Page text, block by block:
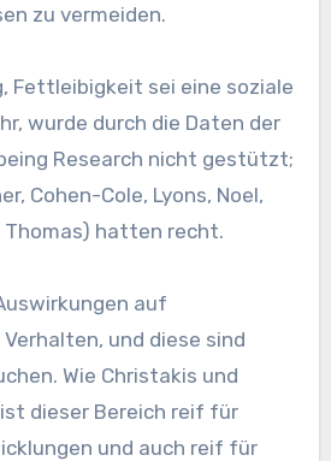
zu vermeiden.
Fettleibigkeit sei eine soziale
wurde durch die Daten der
Research nicht gestützt;
Cohen-Cole, Lyons, Noel,
Thomas) hatten recht.
auf
und diese sind
Wie Christakis und
dieser Bereich reif für
und auch reif für